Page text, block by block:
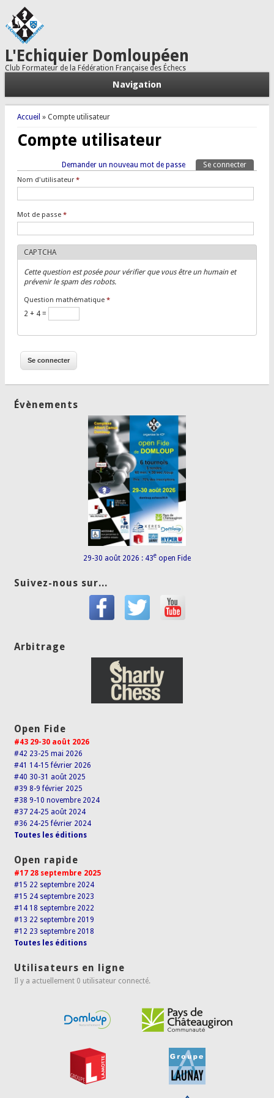
L'Echiquier Domloupéen
Club Formateur de la Fédération Française des Échecs
Navigation
Vous êtes ici
Accueil » Compte utilisateur
Compte utilisateur
Onglets principaux Se connecter
Demander un nouveau mot de passe
Tertiary tabs
Nom d'utilisateur*
Mot de passe *
CAPTCHA
Cette question est posée pour vérifier que vous être un humain et
prévenir le spam des robots.
Question mathématique *
2 + 4 =
Évènements
29-30 août 2026 : 43e open Fide
Suivez-nous sur...
Arbitrage
Open Fide
#43 29-30 août 2026
#42 23-25 mai 2026
#41 14-15 février 2026
#40 30-31 août 2025
#39 8-9 février 2025
#38 9-10 novembre 2024
#37 24-25 août 2024
#36 24-25 février 2024
Toutes les éditions
Open rapide
#17 28 septembre 2025
#15 22 septembre 2024
#15 24 septembre 2023
#14 18 septembre 2022
#13 22 septembre 2019
#12 23 septembre 2018
Toutes les éditions
Utilisateurs en ligne
Il y a actuellement 0 utilisateur connecté.